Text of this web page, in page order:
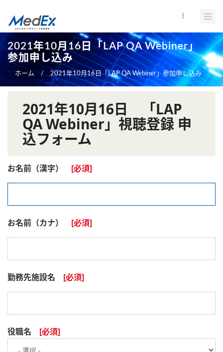
コ
ン
テ
ン
2021年10月16日「LAP QA Webiner」
参加申し込み
ホーム / 2021年10月16日「LAP QA Webiner」参加申し込み
2021年10月16日 「LAP
QA Webiner」視聴登録 申
込フォーム
お名前（漢字）
お名前（カナ）
勤務先施設名
役職名